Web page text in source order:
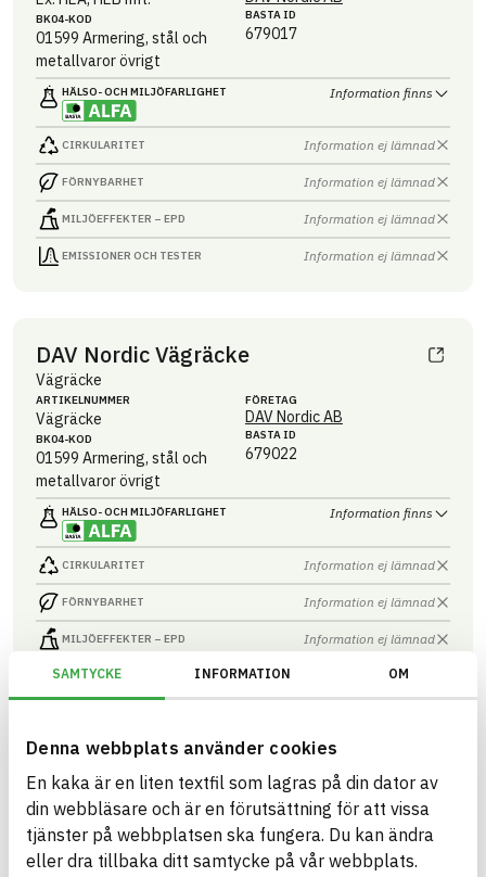
SAMTYCKE INFORMATION OM
Denna webbplats använder cookies
En kaka är en liten textfil som lagras på din dator av
din webbläsare och är en förutsättning för att vissa
tjänster på webbplatsen ska fungera. Du kan ändra
eller dra tillbaka ditt samtycke på vår webbplats.
BK04-KOD
01599 Armering, stål och
metallvaror övrigt
BASTA ID
679017
HÄLSO- OCH MILJÖ­FARLIGHET Information finns
CIRKULARITET Information ej lämnad
FÖRNYBARHET Information ej lämnad
MILJÖEFFEKTER – EPD Information ej lämnad
EMISSIONER OCH TESTER Information ej lämnad
DAV Nordic Vägräcke
Vägräcke
ARTIKEL­NUMMER
Vägräcke
BK04-KOD
01599 Armering, stål och
metallvaror övrigt
FÖRETAG
DAV Nordic AB
BASTA ID
679022
HÄLSO- OCH MILJÖ­FARLIGHET Information finns
CIRKULARITET Information ej lämnad
FÖRNYBARHET Information ej lämnad
MILJÖEFFEKTER – EPD Information ej lämnad
EMISSIONER OCH TESTER Information ej lämnad
Milewide Belysningsstolpe
Belysningsstolpe
S171-MW
BK04-KOD
DAV Nordic AB
BASTA ID